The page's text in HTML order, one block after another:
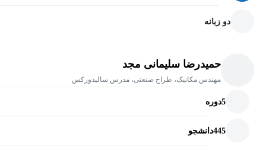
دو زبانه
حمیدرضا سلیمانی مجد
مهندس مکانیک، طراح صنعتی، مدرس سالیدورکس
5دوره
445دانشجو